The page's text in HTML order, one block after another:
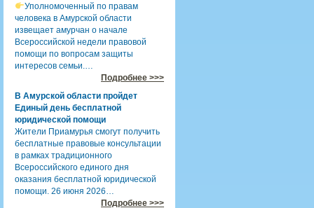
Уполномоченный по правам
человека в Амурской области
извещает амурчан о начале
Всероссийской недели правовой
помощи по вопросам защиты
интересов семьи.…
Подробнее >>>
В Амурской области пройдет
Единый день бесплатной
юридической помощи
Жители Приамурья смогут получить
бесплатные правовые консультации
в рамках традиционного
Всероссийского единого дня
оказания бесплатной юридической
помощи. 26 июня 2026…
Подробнее >>>